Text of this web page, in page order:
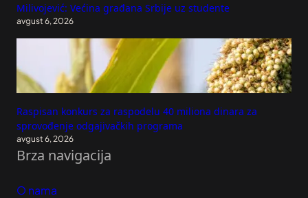
Milivojević: Većina građana Srbije uz studente
avgust 6, 2026
Raspisan konkurs za raspodelu 40 miliona dinara za
sprovođenje odgajivačkih programa
avgust 6, 2026
Brza navigacija
O nama